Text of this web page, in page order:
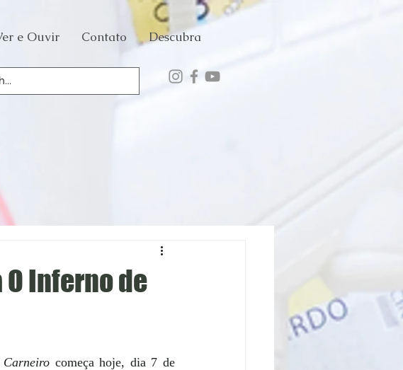
e Ouvir Contato Descubra
Inferno de
começa hoje, dia 7 de